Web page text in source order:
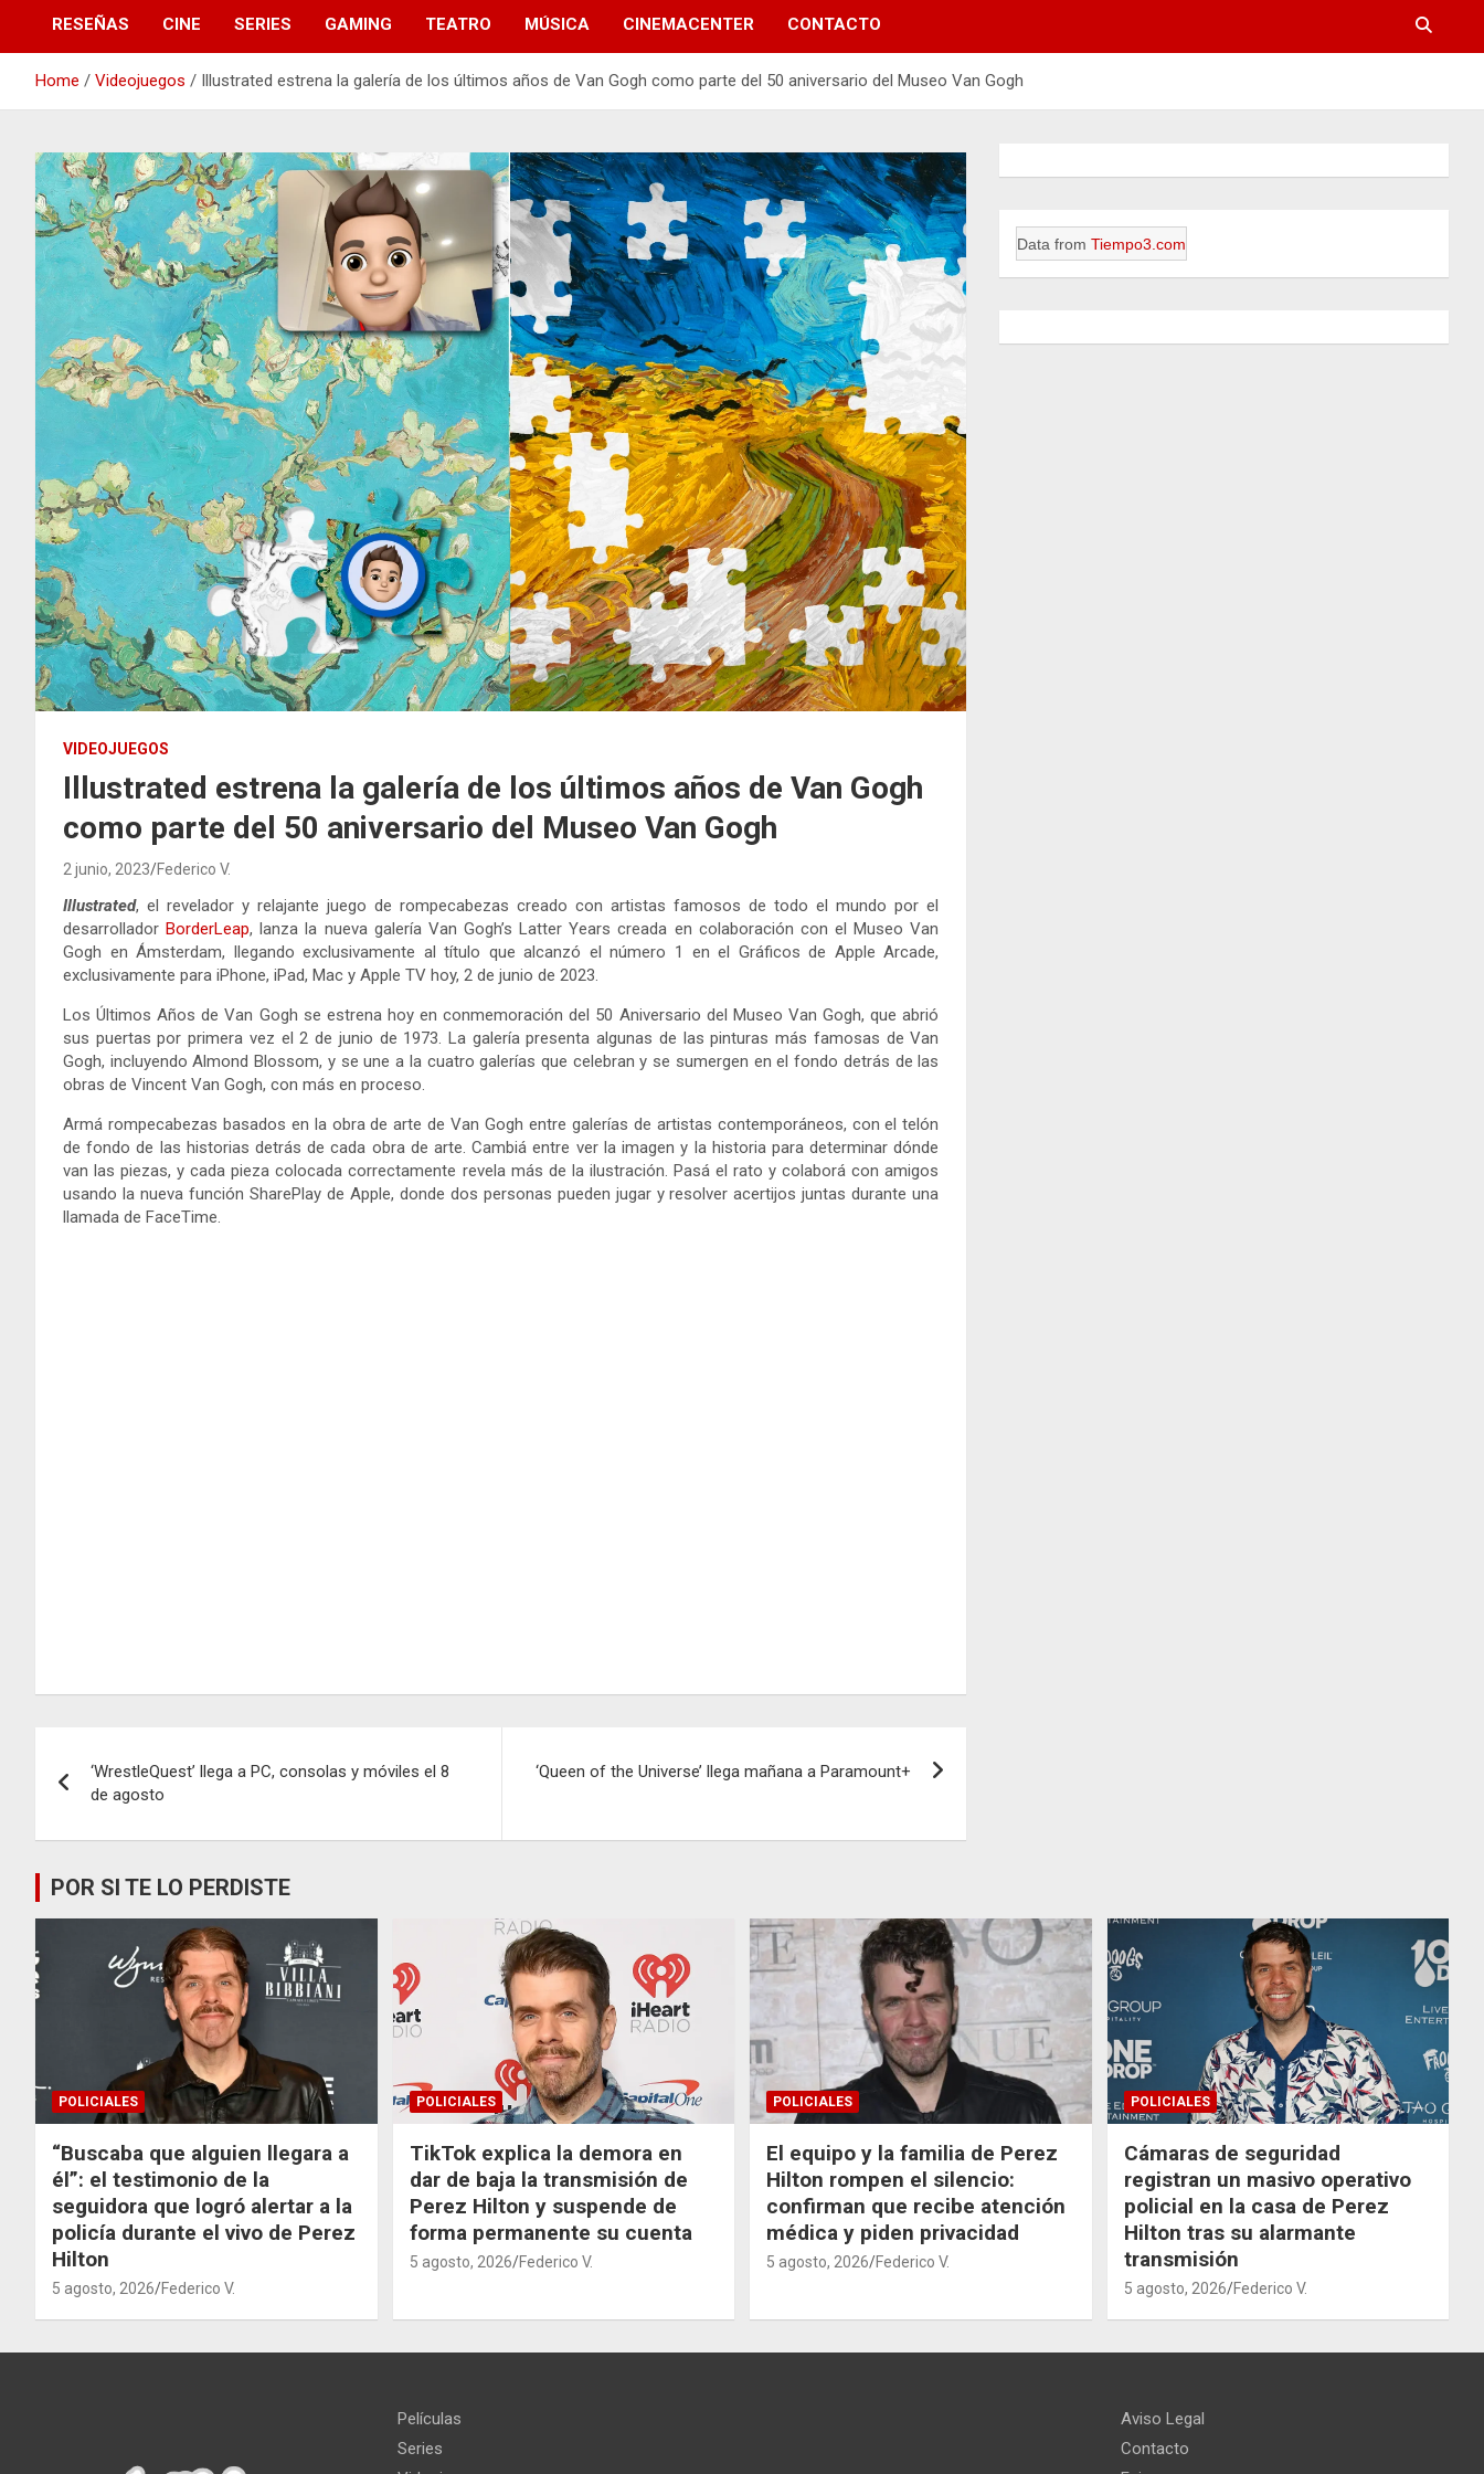
RESEÑAS CINE SERIES GAMING TEATRO MÚSICA CINEMACENTER CONTACTO
Home Videojuegos Illustrated estrena la galería de los últimos años de Van Gogh como parte del 50 aniversario del Museo Van Gogh
VIDEOJUEGOS
Illustrated estrena la galería de los últimos años de Van Gogh
como parte del 50 aniversario del Museo Van Gogh
2 junio, 2023 Federico V.
Illustrated, el revelador y relajante juego de rompecabezas creado con artistas famosos de todo el mundo por el
desarrolladorBorderLeap, lanza la nueva galería Van Gogh’s Latter Years creada en colaboración con el Museo Van
Gogh en Ámsterdam, llegando exclusivamente al título que alcanzó el número 1 en el Gráficos de Apple Arcade,
exclusivamente para iPhone, iPad, Mac y Apple TV hoy, 2 de junio de 2023.
Los Últimos Años de Van Gogh se estrena hoy en conmemoración del 50 Aniversario del Museo Van Gogh, que abrió
sus puertas por primera vez el 2 de junio de 1973. La galería presenta algunas de las pinturas más famosas de Van
Gogh, incluyendo Almond Blossom, y se une a la cuatro galerías que celebran y se sumergen en el fondo detrás de las
obras de Vincent Van Gogh, con más en proceso.
Armá rompecabezas basados en la obra de arte de Van Gogh entre galerías de artistas contemporáneos, con el telón
de fondo de las historias detrás de cada obra de arte. Cambiá entre ver la imagen y la historia para determinar dónde
van las piezas, y cada pieza colocada correctamente revela más de la ilustración. Pasá el rato y colaborá con amigos
usando la nueva función SharePlay de Apple, donde dos personas pueden jugar y resolver acertijos juntas durante una
llamada de FaceTime.
de
entradas
‘WrestleQuest’ llega a PC, consolas y móviles el 8
de agosto
‘Queen of the Universe’ llega mañana a Paramount+
Data fromTiempo3.com
POR SI TE LO PERDISTE
POLICIALES
“Buscaba que alguien llegara a
él”: el testimonio de la
seguidora que logró alertar a la
policía durante el vivo de Perez
Hilton
5 agosto, 2026 Federico V.
POLICIALES
TikTok explica la demora en
dar de baja la transmisión de
Perez Hilton y suspende de
forma permanente su cuenta
5 agosto, 2026 Federico V.
POLICIALES
El equipo y la familia de Perez
Hilton rompen el silencio:
confirman que recibe atención
médica y piden privacidad
5 agosto, 2026 Federico V.
POLICIALES
Cámaras de seguridad
registran un masivo operativo
policial en la casa de Perez
Hilton tras su alarmante
transmisión
5 agosto, 2026 Federico V.
Películas
Series
Aviso Legal
Contacto